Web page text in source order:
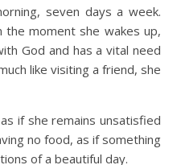
seven days a week.
moment she wakes up,
God and has a vital need
like visiting a friend, she
if she remains unsatisfied
no food, as if something
of a beautiful day.